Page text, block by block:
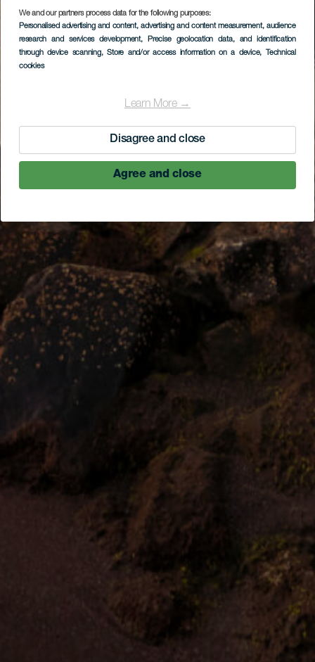
We and our partners process data for the following purposes:
Personalised advertising and content, advertising and content measurement, audience
research and services development, Precise geolocation data, and identification
through device scanning, Store and/or access information on a device, Technical
cookies
Learn More →
Disagree and close
Agree and close